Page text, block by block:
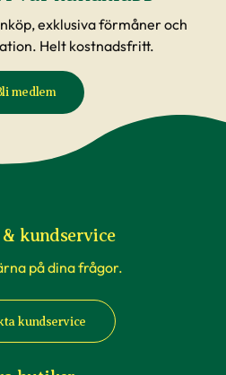
exklusiva förmåner och
Helt kostnadsfritt.
medlem
kundservice
på dina frågor.
kundservice